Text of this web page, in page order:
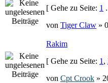
[ Gehe zu Seite: 1
von Tiger Claw »
Rakim
[ Gehe zu Seite: 1 ,
von Cpt Crook »